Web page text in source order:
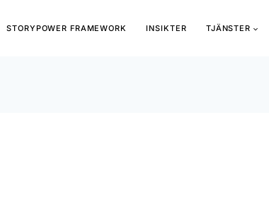
STORYPOWER FRAMEWORK INSIKTER TJÄNSTER